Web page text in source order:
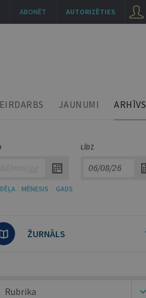
JAUNUMI ARHĪVS
LĪDZ
MĒNESIS GADS
ŽURNĀLS
Rubrika
AUTORIZĒTIES
ABONĒT